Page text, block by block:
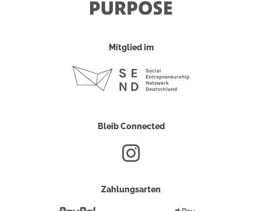
Mitglied im
Bleib Connected
Zahlungsarten